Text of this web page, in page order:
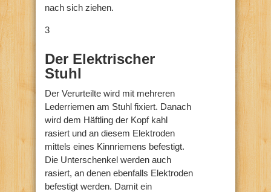
nach sich ziehen.
3
Der Elektrischer
Stuhl
Der Verurteilte wird mit mehreren
Lederriemen am Stuhl fixiert. Danach
wird dem Häftling der Kopf kahl
rasiert und an diesem Elektroden
mittels eines Kinnriemens befestigt.
Die Unterschenkel werden auch
rasiert, an denen ebenfalls Elektroden
befestigt werden. Damit ein